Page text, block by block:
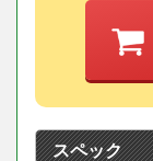
スペック